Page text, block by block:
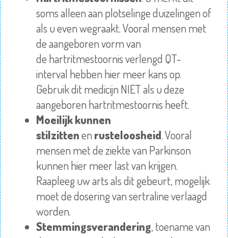
soms alleen aan plotselinge duizelingen of
als u even wegraakt. Vooral mensen met
de aangeboren vorm van
de hartritmestoornisverlengd QT-
interval hebben hier meer kans op.
Gebruik dit medicijn NIET als u deze
aangeboren hartritmestoornis heeft.
Moeilijk kunnen
stilzittenen rusteloosheid. Vooral
mensen met de ziekte van Parkinson
kunnen hier meer last van krijgen.
Raapleeg uw arts als dit gebeurt, mogelijk
moet dedoseringvan sertraline verlaagd
worden.
Stemmingsverandering, toename van